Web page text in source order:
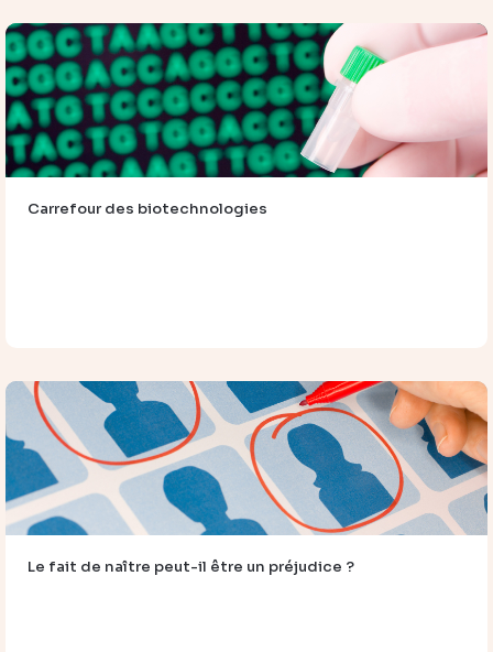
Carrefour des biotechnologies
Le fait de naître peut-il être un préjudice ?